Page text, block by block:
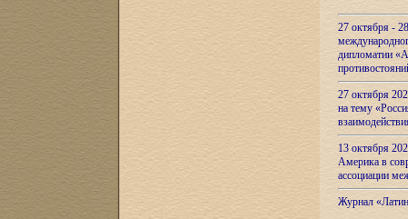
27 октября -
дипломатии
27 октября
на тему
13 октября
Америка в
ассоциации
Журнал